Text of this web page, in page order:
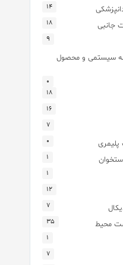
۱۴
جانبی ۱۸
۹
سیستمی و محصول
۰
۱۸
۱۶
۷
پلیمری ۰
۱
۱
۱۲
۷
محیط ۳۵
۱
۷